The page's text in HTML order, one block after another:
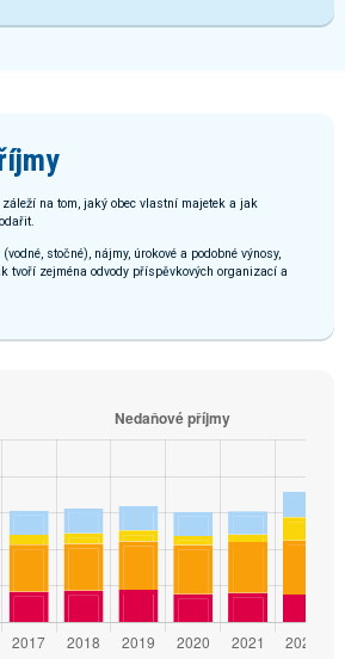
na tom, jaký obec vlastní majetek a jak
stočné), nájmy, úrokové a podobné výnosy,
tvoří zejména odvody příspěvkových organizací a